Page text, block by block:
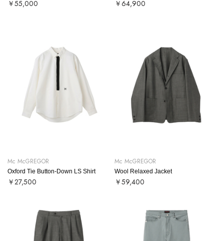
￥55,000 ￥64,900
Mc McGREGOR
Oxford Tie Button-Down LS Shirt
￥27,500
Mc McGREGOR
Wool Relaxed Jacket
￥59,400